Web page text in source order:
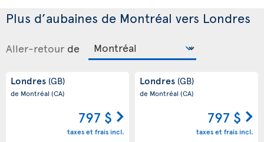
Plus d’aubaines de Montréal vers Londres
Aller-retour de
Londres (GB)
de Montréal(CA)
797 $
taxes et frais incl.
Londres (GB)
de Montréal(CA)
797 $
taxes et frais incl.